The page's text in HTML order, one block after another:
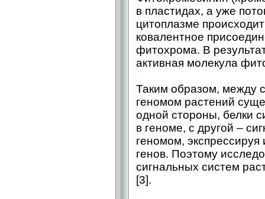
в пластидах, а уже
цитоплазме
ковалентное
фитохрома. В
активная молекула
Таким образом, между
геномом растений
одной стороны, белки
в геноме, с другой –
геномом, экспрессируя
генов. Поэтому
сигнальных систем
[3].